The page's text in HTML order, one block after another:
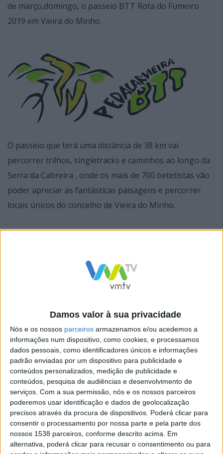
Damos valor à sua privacidade
Nós e os nossos parceiros armazenamos e/ou acedemos a
informações num dispositivo, como cookies, e processamos
dados pessoais, como identificadores únicos e informações
padrão enviadas por um dispositivo para publicidade e
conteúdos personalizados, medição de publicidade e
conteúdos, pesquisa de audiências e desenvolvimento de
serviços. Com a sua permissão, nós e os nossos parceiros
poderemos usar identificação e dados de geolocalização
precisos através da procura de dispositivos. Poderá clicar para
consentir o processamento por nossa parte e pela parte dos
nossos 1538 parceiros, conforme descrito acima. Em
alternativa, poderá clicar para recusar o consentimento ou para
de março,domingo, o passeio BTT Rota do Fumeiro
2019 em Vieira do Minho.
O passeio que terá uma distância de 38 km vai
percorrer trilhos, singletracks e caminhos ao longo da
Serra da Cabreira , onde os mais de 700 betetistas vão
poder apreciar as fantásticas paisagens e percorrer
locais únicos do concelho de Vieira do Minho.